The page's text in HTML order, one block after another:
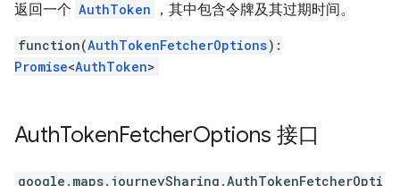
返回一个 AuthToken ，其中包含令牌及其过期时间。
function(AuthTokenFetcherOptions):
Promise<AuthToken>
AuthTokenFetcherOptions 接口
google.maps.journeySharing .AuthTokenFetcherOpti